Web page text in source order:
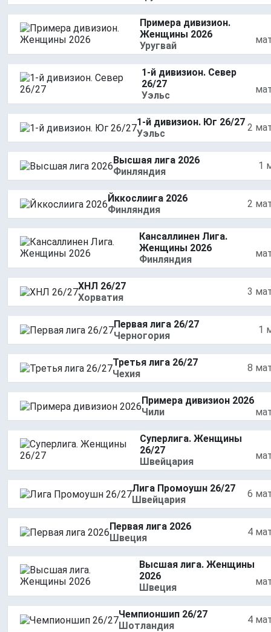
Примера дивизион.
Женщины 2026
Уругвай
1-й дивизион. Север
26/27
Уэльс
1-й дивизион. Юг 26/27
Уэльс
2
Высшая лига 2026
Финляндия
1
Йккослиига 2026
Финляндия
2
Кансаллинен Лига.
Женщины 2026
Финляндия
ХНЛ 26/27
Хорватия
3
Первая лига 26/27
Черногория
1
Третья лига 26/27
Чехия
8
Примера дивизион 2026
Чили
Суперлига. Женщины
26/27
Швейцария
Лига Промоушн 26/27
Швейцария
6
Первая лига 2026
Швеция
4
Высшая лига. Женщины
2026
Швеция
Чемпионшип 26/27
Шотландия
4